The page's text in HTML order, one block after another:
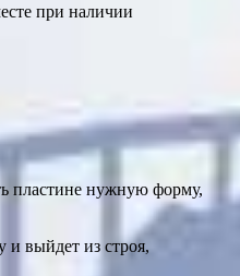
при наличии
пластине нужную форму,
и выйдет из строя,